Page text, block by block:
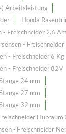
Arbeitsleistung
Honda
- Freischneider 2.6
- Freischneider
- Freischneider 6 Kg
- Freischneider 82V
24 mm
27 mm
32 mm
Hubraum
- Freischneider